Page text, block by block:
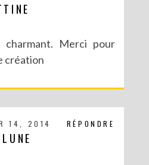
Merci pour
création
RÉPONDRE
14, 2014